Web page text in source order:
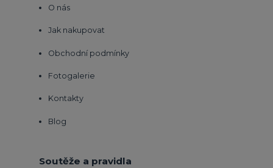
O nás
Jak nakupovat
Obchodní podmínky
Fotogalerie
Kontakty
Blog
Soutěže a pravidla